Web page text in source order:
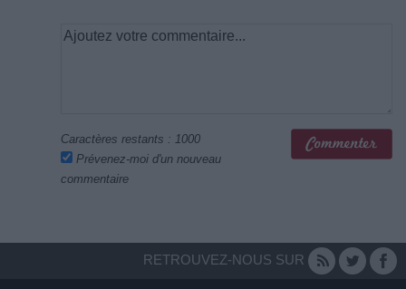
Caractères restants : 1000
Prévenez-moi d'un nouveau
commentaire
RETROUVEZ-NOUS SUR